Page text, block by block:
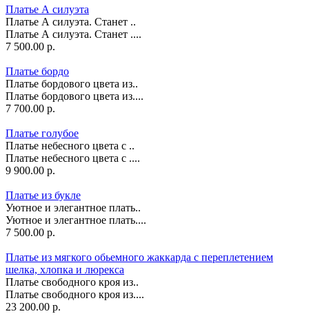
Платье А силуэта
Платье А силуэта. Станет ..
Платье А силуэта. Станет ....
7 500.00 р.
Платье бордо
Платье бордового цвета из..
Платье бордового цвета из....
7 700.00 р.
Платье голубое
Платье небесного цвета с ..
Платье небесного цвета с ....
9 900.00 р.
Платье из букле
Уютное и элегантное плать..
Уютное и элегантное плать....
7 500.00 р.
Платье из мягкого обьемного жаккарда с переплетением
шелка, хлопка и люрекса
Платье свободного кроя из..
Платье свободного кроя из....
23 200.00 р.